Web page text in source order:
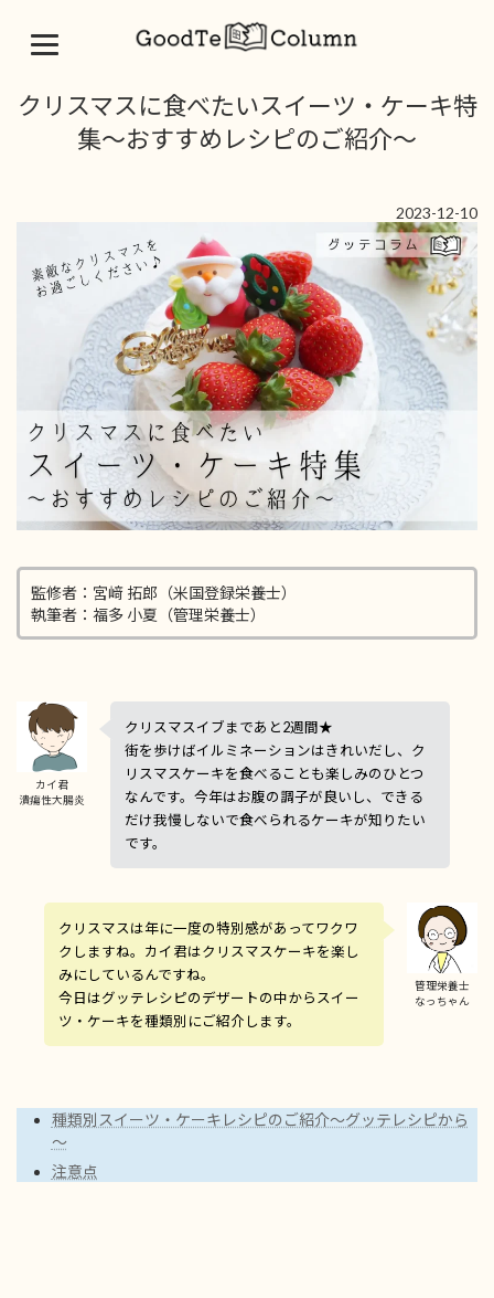
クリスマスに食べたいスイーツ・ケーキ特
集〜おすすめレシピのご紹介〜
2023-12-10
監修者：宮﨑 拓郎（米国登録栄養士）
執筆者：福多 小夏（管理栄養士）
カイ君
潰瘍性大腸炎
クリスマスイブまであと2週間★
街を歩けばイルミネーションはきれいだし、ク
リスマスケーキを食べることも楽しみのひとつ
なんです。今年はお腹の調子が良いし、できる
だけ我慢しないで食べられるケーキが知りたい
です。
管理栄養士
なっちゃん
クリスマスは年に一度の特別感があってワクワ
クしますね。カイ君はクリスマスケーキを楽し
みにしているんですね。
今日はグッテレシピのデザートの中からスイー
ツ・ケーキを種類別にご紹介します。
種類別スイーツ・ケーキレシピのご紹介～グッテレシピから
～
注意点